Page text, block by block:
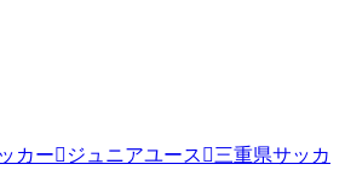
カー ジュニアユース
三重県サッカ